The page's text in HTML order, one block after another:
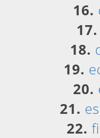
16.
17.
18.
19.
20.
21.
22.